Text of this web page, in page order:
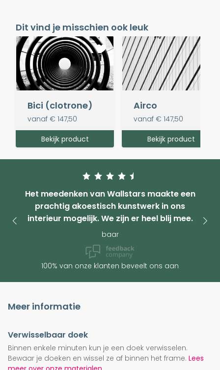
Dit vind je misschien ook leuk
Bici (clotrone)
vanaf € 147,50
Bekijk product
Airco
vanaf € 147,50
Bekijk product
Het meedenken van Wallstars maakte een
prachtig akoestisch kunstwerk in ons
interieur mogelijk. We zijn er heel blij mee.
baar
100% van onze klanten beveelt ons aan
Meer informatie
Verwisselbaar doek
Binnen enkele minuten kun je een doek verwisselen.
Bewaar je doeken en wissel ze af binnen het frame. Lees